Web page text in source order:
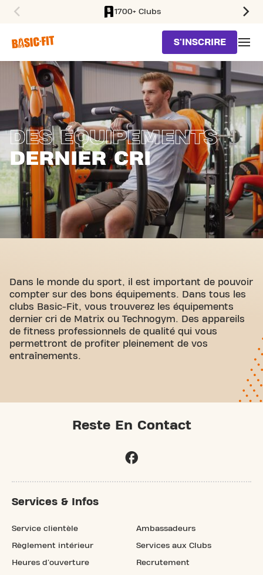
1700+ Clubs
S'INSCRIRE
DES ÉQUIPEMENTS
DERNIER CRI
Dans le monde du sport, il est important de pouvoir
compter sur des bons équipements. Dans tous les
clubs Basic-Fit, vous trouverez les équipements
dernier cri de Matrix ou Technogym. Des appareils
de fitness professionnels de qualité qui vous
permettront de profiter pleinement de vos
entraînements.
Reste En Contact
Services & Infos
Service clientèle
Règlement intérieur
Heures d'ouverture
Ambassadeurs
Services aux Clubs
Recrutement